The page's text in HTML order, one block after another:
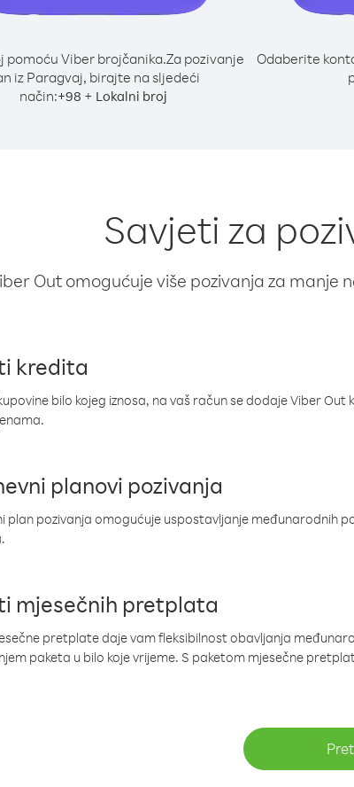
pomoću Viber brojčanika.Za pozivanje
iz Paragvaj, birajte na sljedeći
način:+98 + Lokalni broj
Odaberite
Savjeti za
Out omogućuje više pozivanja za manje
kredita
bilo kojeg iznosa, na vaš račun se dodaje Viber
planovi pozivanja
plan pozivanja omogućuje uspostavljanje međunarodnih
mjesečnih pretplata
pretplate daje vam fleksibilnost obavljanja
paketa u bilo koje vrijeme. S paketom mjesečne